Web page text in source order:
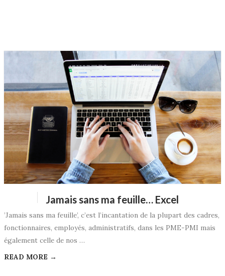
Jamais sans ma feuille… Excel
’Jamais sans ma feuille’, c’est l’incantation de la plupart des cadres,
fonctionnaires, employés, administratifs, dans les PME-PMI mais
également celle de nos …
READ MORE →